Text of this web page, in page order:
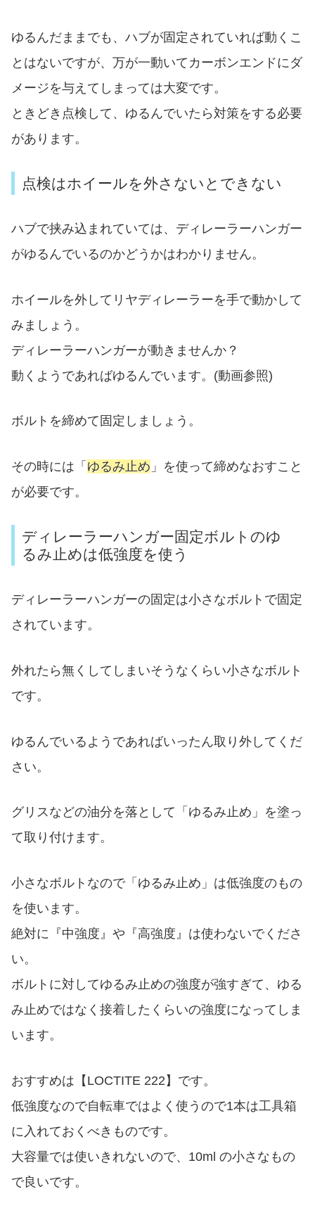
ゆるんだままでも、ハブが固定されていれば動くこ
とはないですが、万が一動いてカーボンエンドにダ
メージを与えてしまっては大変です。
ときどき点検して、ゆるんでいたら対策をする必要
があります。
点検はホイールを外さないとできない
ハブで挟み込まれていては、ディレーラーハンガー
がゆるんでいるのかどうかはわかりません。
ホイールを外してリヤディレーラーを手で動かして
みましょう。
ディレーラーハンガーが動きませんか？
動くようであればゆるんでいます。(動画参照)
ボルトを締めて固定しましょう。
その時には「 ゆるみ止め 」を使って締めなおすこと
が必要です。
ディレーラーハンガー固定ボルトのゆ
るみ止めは低強度を使う
ディレーラーハンガーの固定は小さなボルトで固定
されています。
外れたら無くしてしまいそうなくらい小さなボルト
です。
ゆるんでいるようであればいったん取り外してくだ
さい。
グリスなどの油分を落として「ゆるみ止め」を塗っ
て取り付けます。
小さなボルトなので「ゆるみ止め」は低強度のもの
を使います。
絶対に『中強度』や『高強度』は使わないでくださ
い。
ボルトに対してゆるみ止めの強度が強すぎて、ゆる
み止めではなく接着したくらいの強度になってしま
います。
おすすめは【LOCTITE 222】です。
低強度なので自転車ではよく使うので1本は工具箱
に入れておくべきものです。
大容量では使いきれないので、10ml の小さなもの
で良いです。